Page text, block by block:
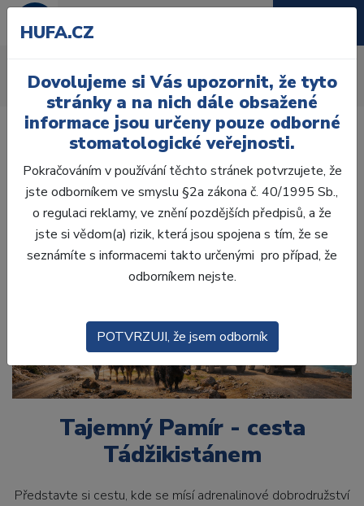
Úvod Travel
Tajemný Pamír - cesta
Tádžikistánem
Představte si cestu, kde se mísí adrenalinové dobrodružství
HUFA.CZ
Dovolujeme si Vás upozornit, že tyto
stránky a na nich dále obsažené
informace jsou určeny pouze odborné
stomatologické veřejnosti.
Pokračováním v používání těchto stránek potvrzujete, že
jste odborníkem ve smyslu §2a zákona č. 40/1995 Sb.,
o regulaci reklamy, ve znění pozdějších předpisů, a že
jste si vědom(a) rizik, která jsou spojena s tím, že se
seznámíte s informacemi takto určenými pro případ, že
odborníkem nejste.
POTVRZUJI, že jsem odborník